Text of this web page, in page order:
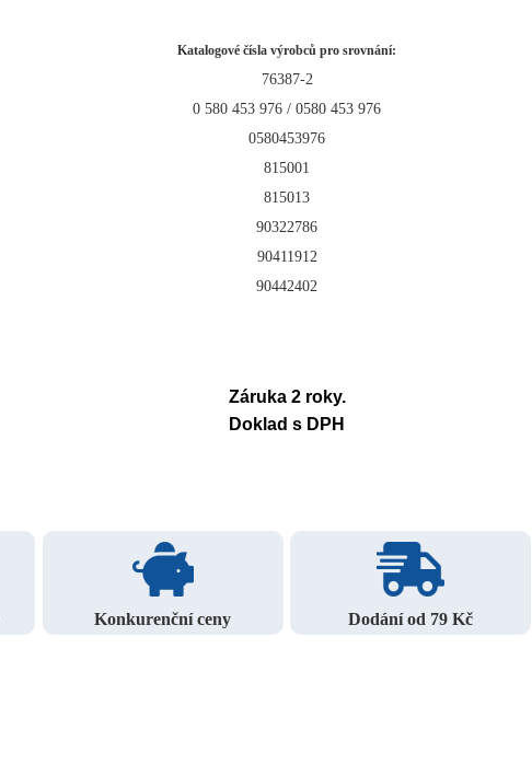
Katalogové čísla výrobců pro srovnání:
76387-2
0 580 453 976 / 0580 453 976
0580453976
815001
815013
90322786
90411912
90442402
Záruka 2 roky.
Doklad s DPH
Konkurenční ceny Dodání od 79 Kč